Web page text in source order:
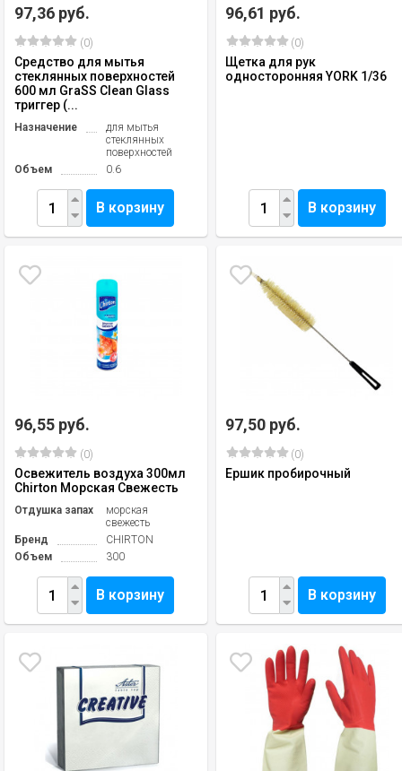
97,36 руб.
(0)
Средство для мытья
стеклянных поверхностей
600 мл GraSS Clean Glass
триггер (...
Назначение
для мытья
стеклянных
поверхностей
Объем
0.6
В корзину
96,61 руб.
(0)
Щетка для рук
односторонняя YORK 1/36
В корзину
96,55 руб.
(0)
Освежитель воздуха 300мл
Chirton Морская Свежесть
Отдушка запах
морская
свежесть
Бренд
СHIRTON
Объем
300
В корзину
97,50 руб.
(0)
Ершик пробирочный
В корзину